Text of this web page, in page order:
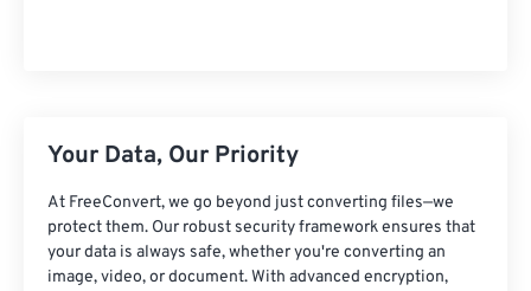
Your Data, Our Priority
At FreeConvert, we go beyond just converting files—we
protect them. Our robust security framework ensures that
your data is always safe, whether you're converting an
image, video, or document. With advanced encryption,